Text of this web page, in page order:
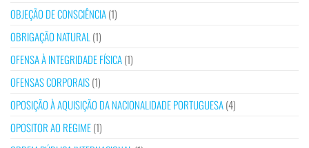
OBJEÇÃO DE CONSCIÊNCIA(1)
OBRIGAÇÃO NATURAL (1)
OFENSA À INTEGRIDADE FÍSICA(1)
OFENSAS CORPORAIS(1)
OPOSIÇÃO À AQUISIÇÃO DA NACIONALIDADE PORTUGUESA(4)
OPOSITOR AO REGIME(1)